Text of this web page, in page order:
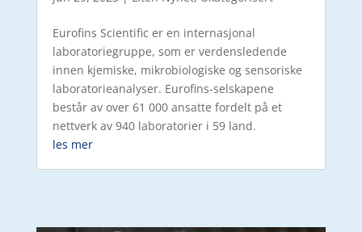
Eurofins Scientific er en internasjonal
laboratoriegruppe, som er verdensledende
innen kjemiske, mikrobiologiske og sensoriske
laboratorieanalyser. Eurofins-selskapene
består av over 61 000 ansatte fordelt på et
nettverk av 940 laboratorier i 59 land.
les mer